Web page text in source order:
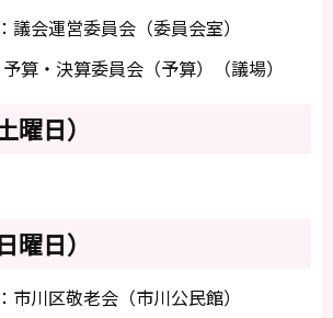
議会運営委員会（委員会室）
算・決算委員会（予算）（議場）
曜日）
曜日）
市川区敬老会（市川公民館）